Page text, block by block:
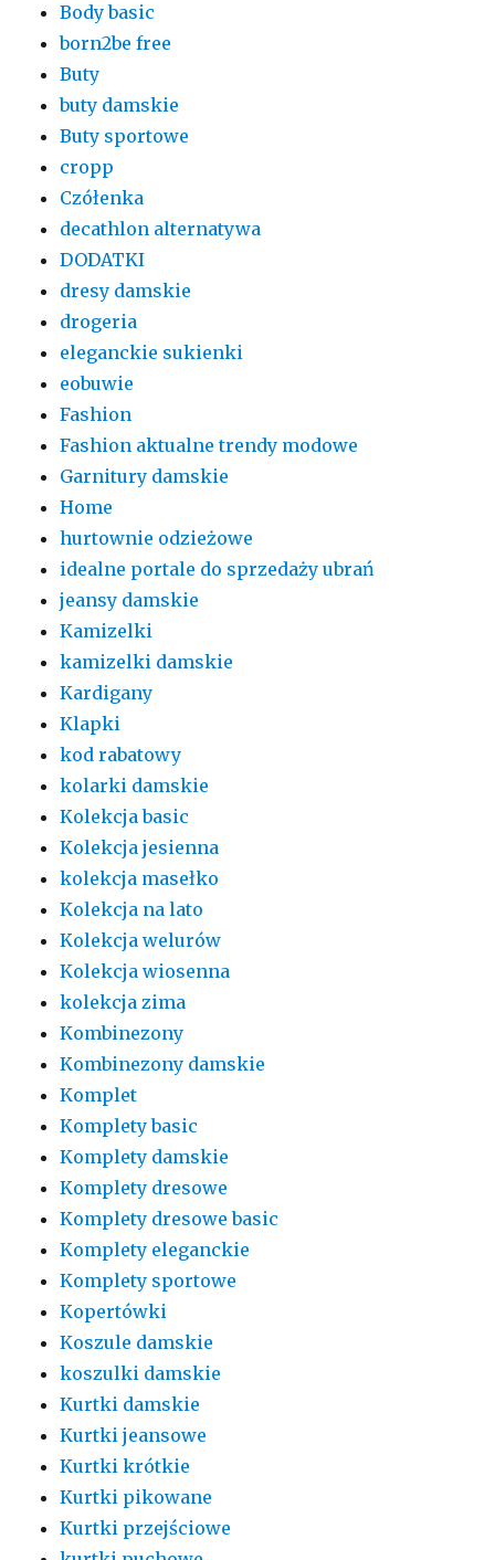
Body basic
born2be free
Buty
buty damskie
Buty sportowe
cropp
Czółenka
decathlon alternatywa
DODATKI
dresy damskie
drogeria
eleganckie sukienki
eobuwie
Fashion
Fashion aktualne trendy modowe
Garnitury damskie
Home
hurtownie odzieżowe
idealne portale do sprzedaży ubrań
jeansy damskie
Kamizelki
kamizelki damskie
Kardigany
Klapki
kod rabatowy
kolarki damskie
Kolekcja basic
Kolekcja jesienna
kolekcja masełko
Kolekcja na lato
Kolekcja welurów
Kolekcja wiosenna
kolekcja zima
Kombinezony
Kombinezony damskie
Komplet
Komplety basic
Komplety damskie
Komplety dresowe
Komplety dresowe basic
Komplety eleganckie
Komplety sportowe
Kopertówki
Koszule damskie
koszulki damskie
Kurtki damskie
Kurtki jeansowe
Kurtki krótkie
Kurtki pikowane
Kurtki przejściowe